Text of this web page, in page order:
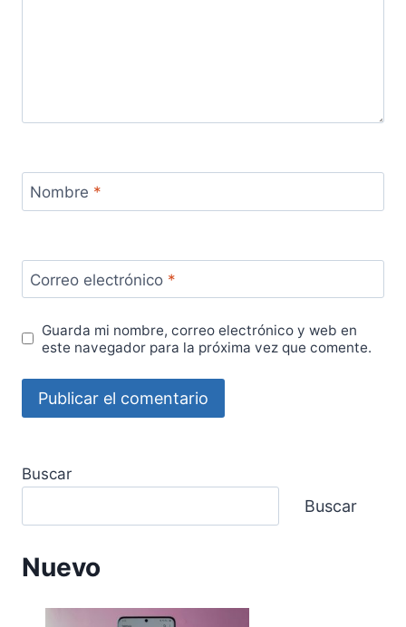
Nombre *
Correo electrónico *
Guarda mi nombre, correo electrónico y web en
este navegador para la próxima vez que comente.
Buscar
Buscar
Nuevo